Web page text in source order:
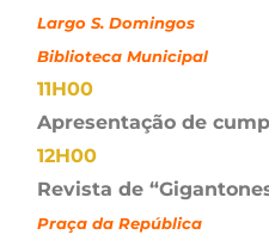
Largo S. Domingos
Biblioteca Municipal
11H00
Apresentação de
12H00
Revista de
Praça da República